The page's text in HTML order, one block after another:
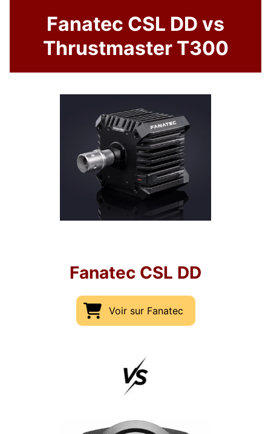
Fanatec CSL DD vs
Thrustmaster T300
Fanatec CSL DD
Voir sur Fanatec